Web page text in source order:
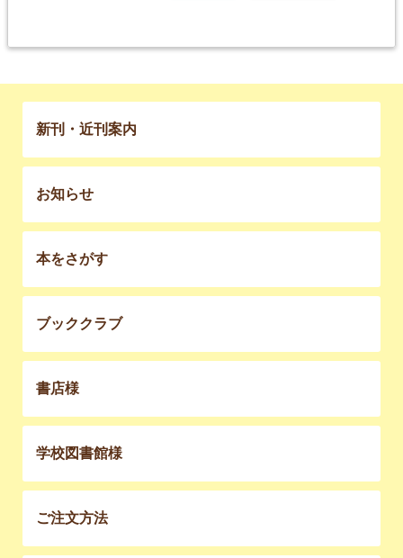
新刊・近刊案内
お知らせ
本をさがす
ブッククラブ
書店様
学校図書館様
ご注文方法